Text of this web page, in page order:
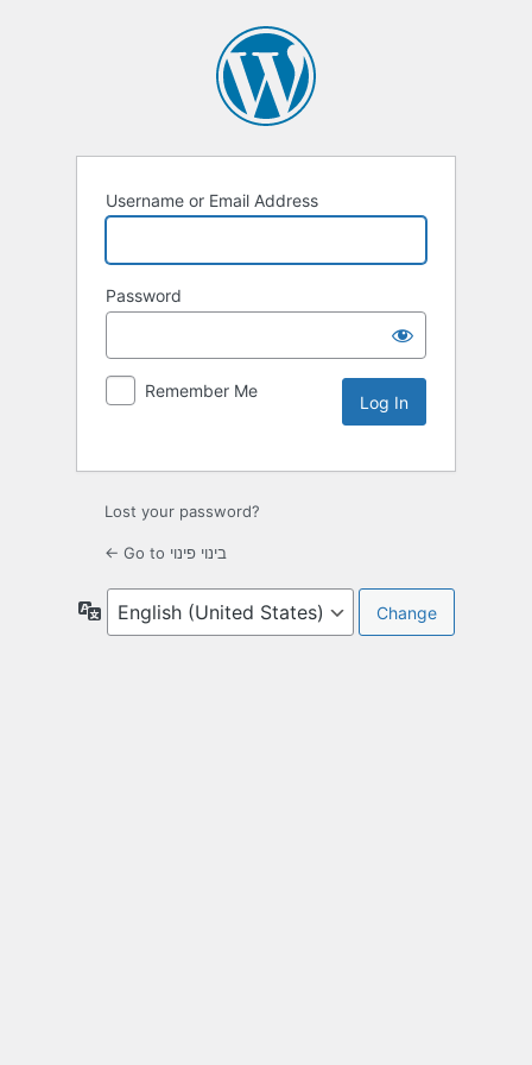
Username or Email Address
Password
Remember Me
Lost your password?
← Go to בינוי פינוי
Language